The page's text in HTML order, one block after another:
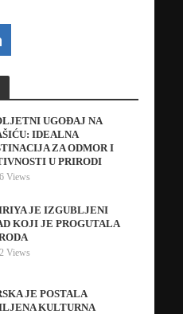
UGOĐAJ NA
IDEALNA
ZA ODMOR I
U PRIRODI
Views
JE IZGUBLJENI
KOJI JE PROGUTALA
Views
JE POSTALA
KULTURNA